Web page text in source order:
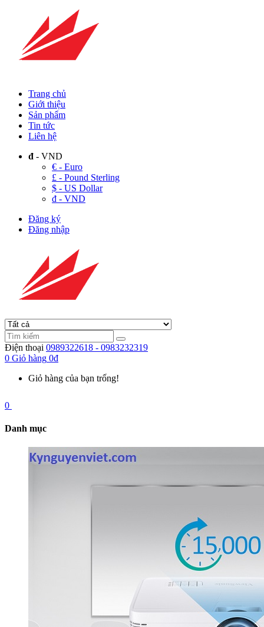
Trang chủ
Giới thiệu
Sản phẩm
Tin tức
Liên hệ
đ - VND
€ - Euro
£ - Pound Sterling
$ - US Dollar
đ - VND
Đăng ký
Đăng nhập
Điện thoại 0989322618 - 0983232319
0 Giỏ hàng 0đ
Giỏ hàng của bạn trống!
0
Danh mục